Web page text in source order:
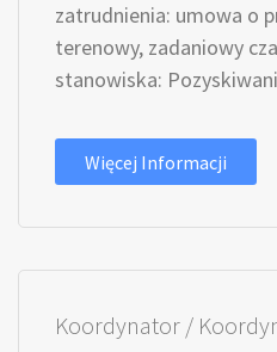
zatrudnienia: umowa o
terenowy, zadaniowy
stanowiska:
Więcej Informacji
Koordynator /